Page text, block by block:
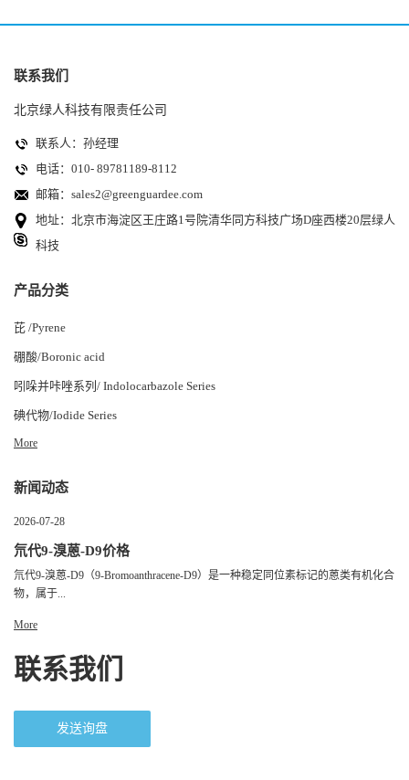
联系我们
北京绿人科技有限责任公司
联系人：孙经理
电话：010- 89781189-8112
邮箱： sales2@greenguardee.com
地址：北京市海淀区王庄路1号院清华同方科技广场D座西楼20层绿人
科技
产品分类
芘 /Pyrene
硼酸/Boronic acid
吲哚并咔唑系列/ Indolocarbazole Series
碘代物/Iodide Series
More
新闻动态
2026-07-28
氘代9-溴蒽-D9价格
氘代9-溴蒽-D9（9-Bromoanthracene-D9）是一种稳定同位素标记的蒽类有机化合
物，属于...
More
联系我们
发送询盘